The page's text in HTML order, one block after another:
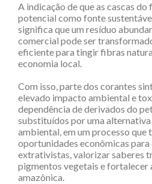
A indicação de que as cascas
potencial como fonte
significa que um resíduo
comercial pode ser
eficiente para tingir fibras
economia local.
Com isso, parte dos corantes
elevado impacto ambiental e
dependência de derivados do
substituídos por uma
ambiental, em um processo que
oportunidades econômicas para
extrativistas, valorizar saberes
pigmentos vegetais e fortalecer
amazônica.